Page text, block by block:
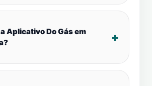
Aplicativo Do Gás em